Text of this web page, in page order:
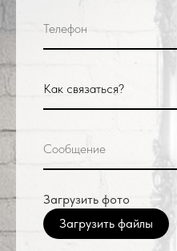
Загрузить фото
Загрузить файлы